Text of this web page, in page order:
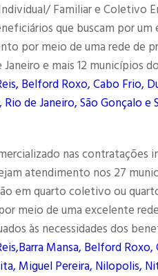
Familiar e Coletivo
que buscam por
por meio de uma rede de
e mais 12 municípios
Belford Roxo, Cabo Frio,
de Janeiro, São Gonçalo e
nas
atendimento nos 27
em quarto coletivo ou
meio de uma excelente
às necessidades dos
Mansa, Belford
Miguel Pereira, Nilopolis,